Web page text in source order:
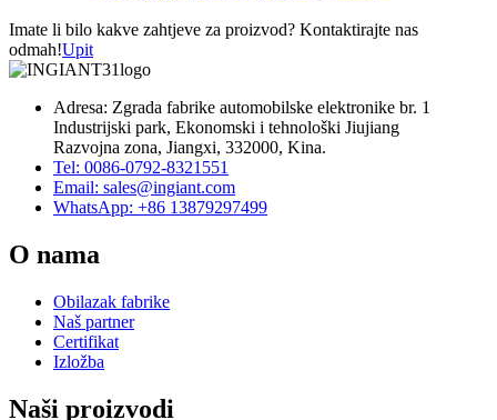
Imate li bilo kakve zahtjeve za proizvod? Kontaktirajte nas
odmah!Upit
Adresa: Zgrada fabrike automobilske elektronike br. 1
Industrijski park, Ekonomski i tehnološki Jiujiang
Razvojna zona, Jiangxi, 332000, Kina.
Tel: 0086-0792-8321551
Email: sales@ingiant.com
WhatsApp: +86 13879297499
O nama
Obilazak fabrike
Naš partner
Certifikat
Izložba
Naši proizvodi